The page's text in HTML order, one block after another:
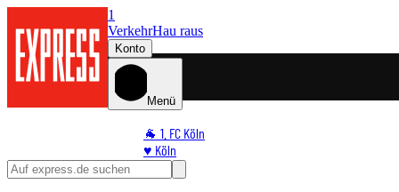
1
VerkehrHau raus
Konto
Menü
🐐 1. FC Köln
♥️ Köln
⭐ Promi